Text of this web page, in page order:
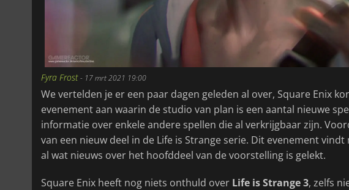
Fyra Frost- 17 mrt 2021 19:00
We vertelden je er een paar dagen geleden al over, Square Enix
evenement aan waarin de studio van plan is een aantal nieuwe
informatie over enkele andere spellen die al verkrijgbaar zijn.
van een nieuw deel in de Life is Strange serie. Dit evenement
al wat nieuws over het hoofddeel van de voorstelling is gelekt.
Square Enix heeft nog niets onthuld over Life is Strange 3, zelfs